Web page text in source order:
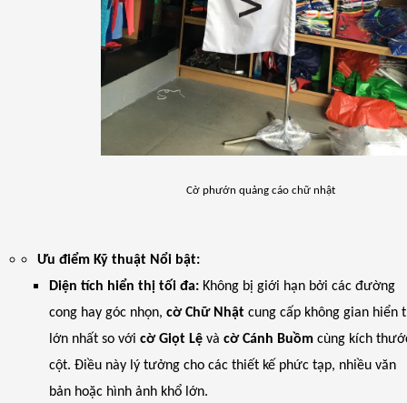
Cờ phướn quảng cáo chữ nhật
Ưu điểm Kỹ thuật Nổi bật:
Diện tích hiển thị tối đa: Không bị giới hạn bởi các đường
cong hay góc nhọn,cờ Chữ Nhật cung cấp không gian hiển
lớn nhất so vớicờ Giọt Lệ vàcờ Cánh Buồm cùng kích
cột. Điều này lý tưởng cho các thiết kế phức tạp, nhiều văn
bản hoặc hình ảnh khổ lớn.